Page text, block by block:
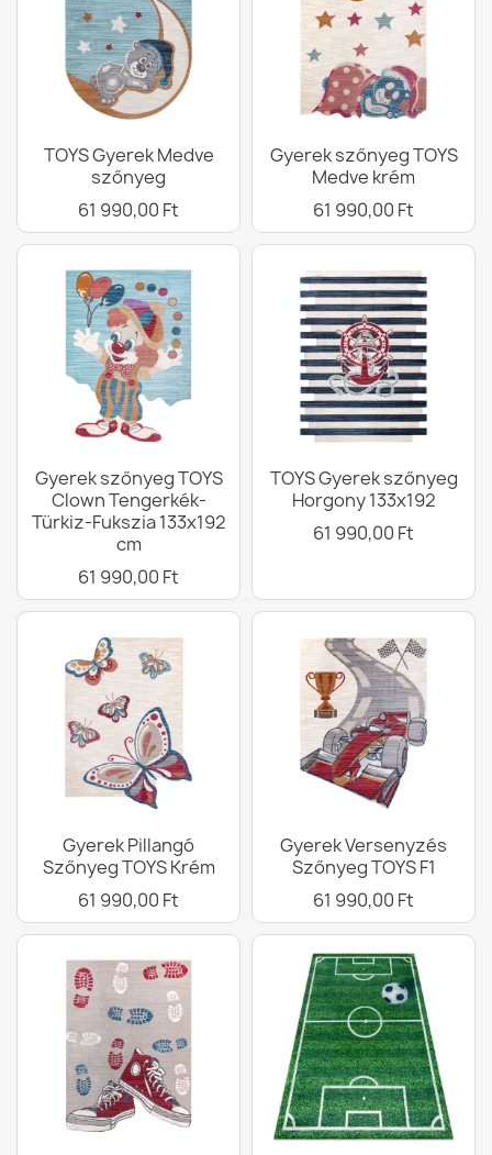
TOYS Gyerek Medve
szőnyeg
61 990,00 Ft
Gyerek szőnyeg TOYS
Medve krém
61 990,00 Ft
Gyerek szőnyeg TOYS
Clown Tengerkék-
Türkiz-Fukszia 133x192
cm
61 990,00 Ft
TOYS Gyerek szőnyeg
Horgony 133x192
61 990,00 Ft
Gyerek Pillangó
Szőnyeg TOYS Krém
61 990,00 Ft
Gyerek Versenyzés
Szőnyeg TOYS F1
61 990,00 Ft